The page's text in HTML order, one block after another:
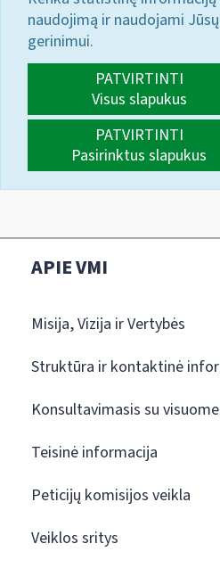
naudojimą ir naudojami
gerinimui.
PATVIRTINTI
Visus slapukus
PATVIRTINTI
Pasirinktus slapukus
APIE VMI
Misija, Vizija ir Vertybės
Struktūra ir kontaktinė
Konsultavimasis su
Teisinė informacija
Peticijų komisijos veikla
Veiklos sritys